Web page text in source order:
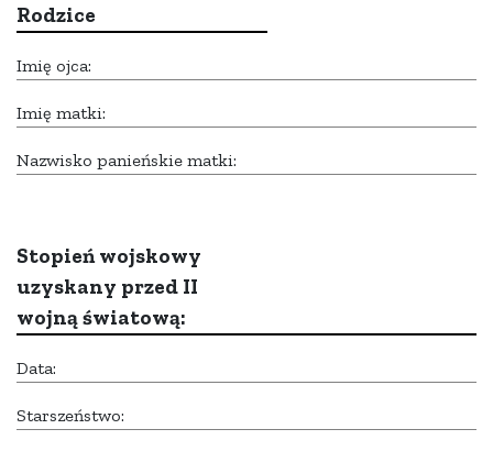
Rodzice
Imię ojca:
Imię matki:
Nazwisko panieńskie matki:
Stopień wojskowy
uzyskany przed II
wojną światową:
Data:
Starszeństwo: